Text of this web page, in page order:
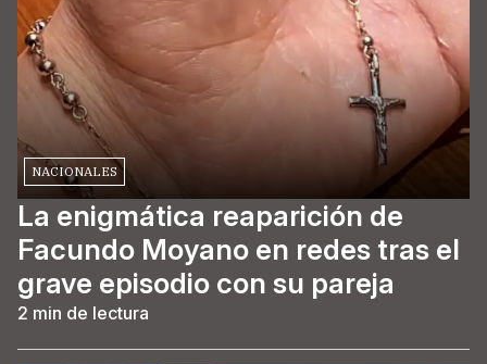
NACIONALES
La enigmática reaparición de
Facundo Moyano en redes tras el
grave episodio con su pareja
2 min de lectura